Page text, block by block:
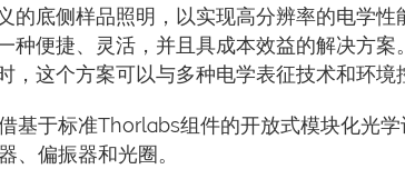
的底侧样品照明，以实现高分辨率的电学
种便捷、灵活，并且具成本效益的解决方
，这个方案可以与多种电学表征技术和环境
基于标准Thorlabs组件的开放式模块化光
、偏振器和光圈。